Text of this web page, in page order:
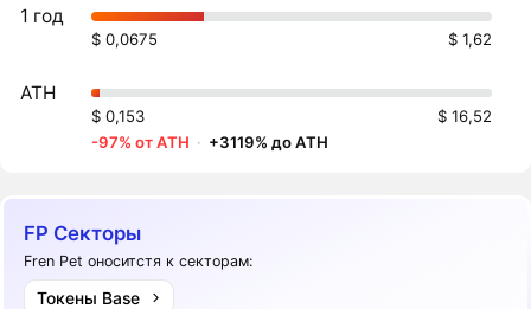
1 год
$ 0,0675 $ 1,62
ATH
$ 0,153
$ 16,52
-97% от ATH · +3119% до ATH
FP Секторы
Fren Pet оноситстя к секторам:
Токены Base